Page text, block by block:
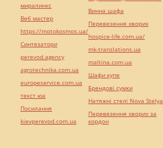
миралинкс
Веб мастер
https://motokosmos.ua/
Синтезатори
perevod.agency
agrotechnika.com.ua
europeservice.com.ua
текст юа
Посилання
kievperevod.com.ua
Винна шафа
Перевезення хворих
hospice-life.com.ua/
mk-translations.ua
maltina.com.ua
Шафи купе
Брендові сумки
Натяжні стелі Nova Stelya
Перевезення хворих за
кордон